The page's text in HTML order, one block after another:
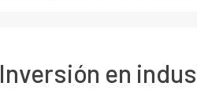
Inversión en